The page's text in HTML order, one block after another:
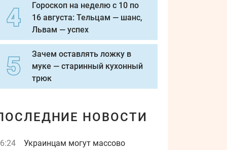
Гороскоп на неделю с 10 по
16 августа: Тельцам — шанс,
Львам — успех
Зачем оставлять ложку в
муке — старинный кухонный
трюк
НОВОСТИ
Украинцам могут массово